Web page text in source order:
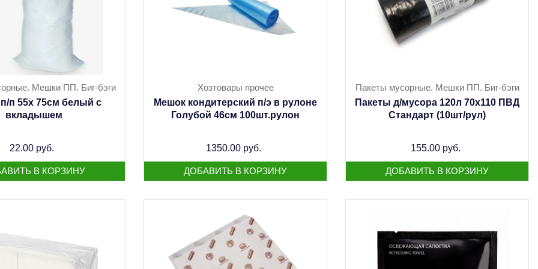
Мешки ПП. Биг-бэги
п 55х 75см белый с
вкладышем
22.00 руб.
Хозтовары прочее
Мешок кондитерский п/э в рулоне
Голубой 46см 100шт.рулон
1350.00 руб.
Пакеты мусорные. Мешки ПП. Биг-бэги
Пакеты д/мусора 120л 70х110 ПВД
Стандарт (10шт/рул)
155.00 руб.